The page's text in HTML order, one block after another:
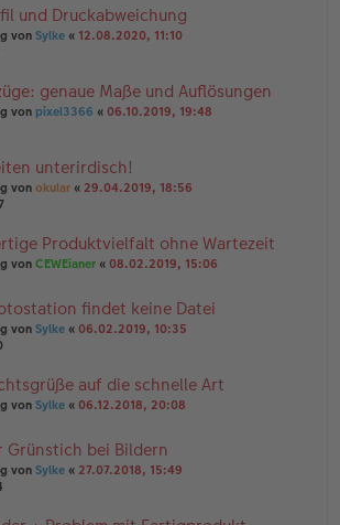
und Druckabweichung
von Sylke « 12.08.2020, 11:10
genaue Maße und Auflösungen
von pixel3366 « 06.10.2019, 19:48
unterirdisch!
von okular « 29.04.2019, 18:56
Produktvielfalt ohne Wartezeit
von CEWEianer « 08.02.2019, 15:06
findet keine Datei
von Sylke « 06.02.2019, 10:35
auf die schnelle Art
von Sylke « 06.12.2018, 20:08
Grünstich bei Bildern
von Sylke « 27.07.2018, 15:49